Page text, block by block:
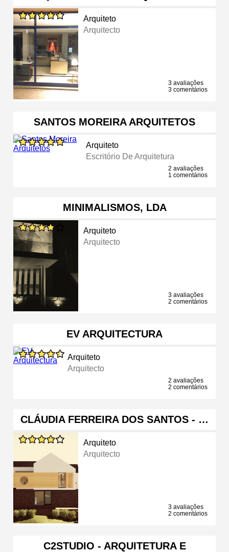
Arquiteto
Arquitecto
3 avaliações
3 comentários
SANTOS MOREIRA ARQUITETOS
Arquiteto
Escritório De Arquitetura
2 avaliações
1 comentários
MINIMALISMOS, LDA
Arquiteto
Arquitecto
3 avaliações
2 comentários
EV ARQUITECTURA
Arquiteto
Arquitecto
2 avaliações
2 comentários
CLÁUDIA FERREIRA DOS SANTOS - …
Arquiteto
Arquitecto
3 avaliações
2 comentários
C2STUDIO - ARQUITETURA E